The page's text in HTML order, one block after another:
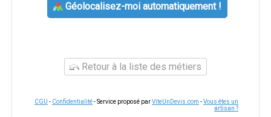
Géolocalisez-moi automatiquement !
Retour à la liste des métiers
CGU - Confidentialité- Service proposé parViteUnDevis.com -Vous êtes un
artisan ?